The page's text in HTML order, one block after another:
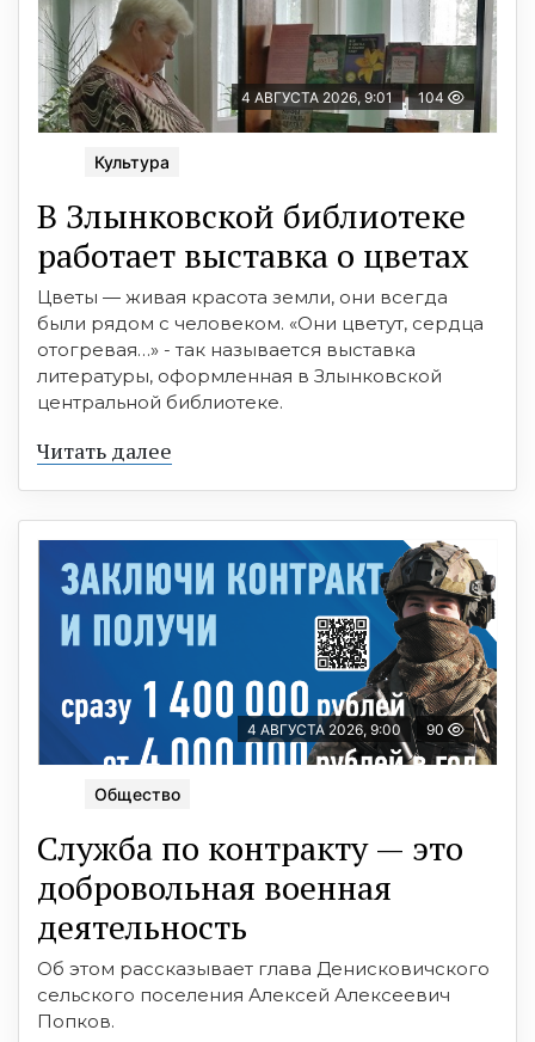
4 АВГУСТА 2026, 9:01 104
Культура
В Злынковской библиотеке
работает выставка о цветах
Цветы — живая красота земли, они всегда
были рядом с человеком. «Они цветут, сердца
отогревая…» - так называется выставка
литературы, оформленная в Злынковской
центральной библиотеке.
Читать далее
4 АВГУСТА 2026, 9:00 90
Общество
Служба по контракту — это
добровольная военная
деятельность
Об этом рассказывает глава Денисковичского
сельского поселения Алексей Алексеевич
Попков.